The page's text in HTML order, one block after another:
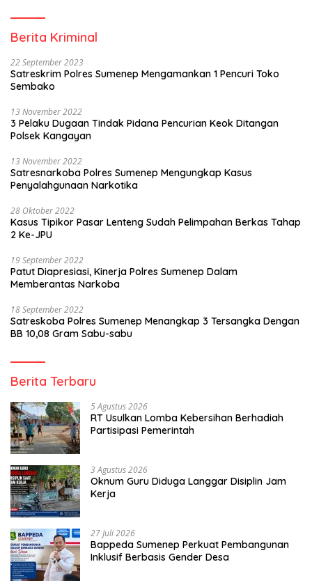
Berita Kriminal
22 September 2023
Satreskrim Polres Sumenep Mengamankan 1 Pencuri Toko
Sembako
13 November 2022
3 Pelaku Dugaan Tindak Pidana Pencurian Keok Ditangan
Polsek Kangayan
13 November 2022
Satresnarkoba Polres Sumenep Mengungkap Kasus
Penyalahgunaan Narkotika
28 Oktober 2022
Kasus Tipikor Pasar Lenteng Sudah Pelimpahan Berkas Tahap
2 Ke-JPU
19 September 2022
Patut Diapresiasi, Kinerja Polres Sumenep Dalam
Memberantas Narkoba
18 September 2022
Satreskoba Polres Sumenep Menangkap 3 Tersangka Dengan
BB 10,08 Gram Sabu-sabu
Berita Terbaru
5 Agustus 2026
RT Usulkan Lomba Kebersihan Berhadiah
Partisipasi Pemerintah
3 Agustus 2026
Oknum Guru Diduga Langgar Disiplin Jam
Kerja
27 Juli 2026
Bappeda Sumenep Perkuat Pembangunan
Inklusif Berbasis Gender Desa